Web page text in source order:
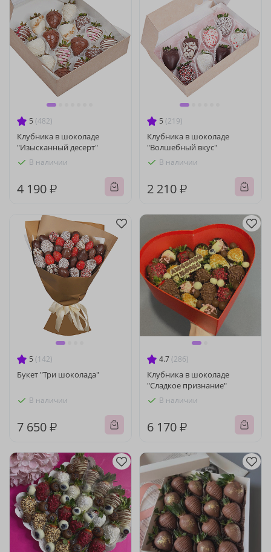
5 (482)
Клубника в шоколаде
"Изысканный десерт"
В наличии
4 190 ₽
5 (219)
Клубника в шоколаде
"Волшебный вкус"
В наличии
2 210 ₽
5 (142)
Букет "Три шоколада"
В наличии
7 650 ₽
4.7 (286)
Клубника в шоколаде
"Сладкое признание"
В наличии
6 170 ₽